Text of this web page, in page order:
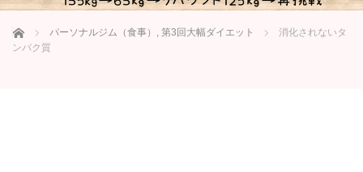
ホーム パーソナルジム（食事） , 第3回大幅ダイエット
消化されないタ
ンパク質